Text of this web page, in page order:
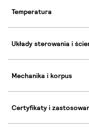
Temperatura
Układy sterowania i
Mechanika i korpus
Certyfikaty i